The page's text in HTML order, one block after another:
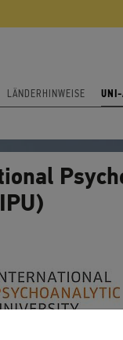
LÄNDERHINWEISE UNI-